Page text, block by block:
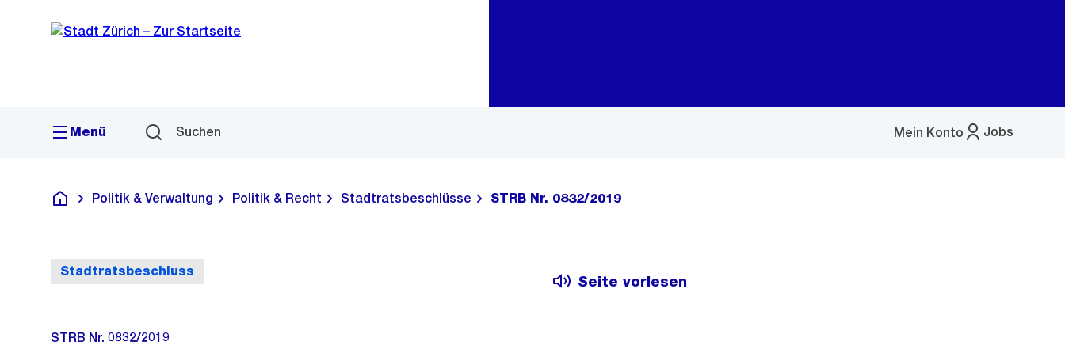
Navigation
Sprunglink
Menü Suchen Jobs
Mein Konto
Menü
Deutsch
Politik & Verwaltung Politik & Recht Stadtratsbeschlüsse STRB Nr. 0832/2019
Stadtratsbeschluss
Seite vorlesen
STRB Nr. 0832/2019